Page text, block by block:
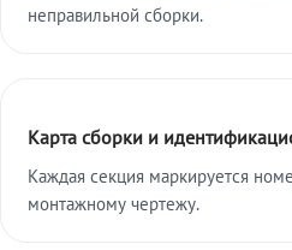
неправильной сборки.
Карта сборки и
Каждая секция маркируется
монтажному чертежу.